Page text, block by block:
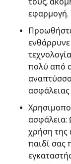
εφαρμογή.
ενθάρρυνε
πολύ από
ασφάλεια:
χρήση της
παιδί σας